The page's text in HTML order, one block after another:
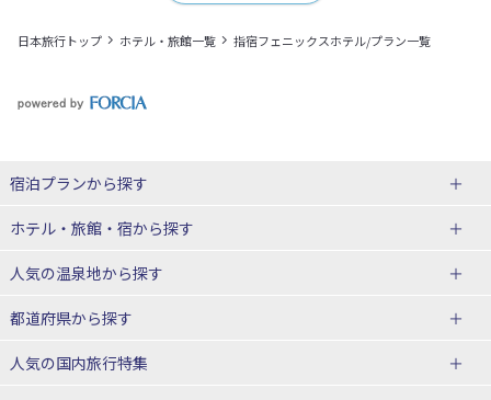
日本旅行トップ ホテル・旅館一覧 指宿フェニックスホテル/プラン一覧
宿泊プランから探す
北海道
東北
青森県
宮城県
ホテル・旅館・宿から探す
北海道ホテル・旅館
青森県ホテル・旅館
人気の温泉地から探す
北海道
湯の川温泉(北海道)
都道府県から探す
人気の国内旅行特集